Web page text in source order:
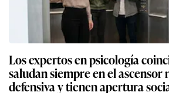
Los expertos en psicología
saludan siempre en el ascensor
defensiva y tienen apertura